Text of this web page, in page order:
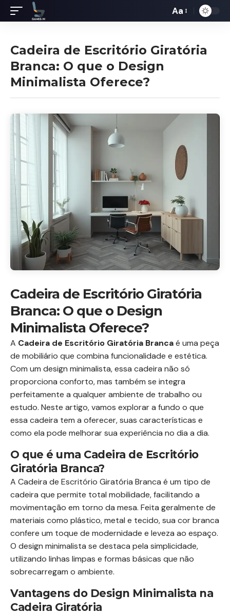
fontes
Aa
Cadeira de Escritório Giratória
Branca: O que o Design
Minimalista Oferece?
Cadeira de Escritório Giratória
Branca: O que o Design
Minimalista Oferece?
A Cadeira de Escritório Giratória Brancaé uma peça
de mobiliário que combina funcionalidade e estética.
Com um design minimalista, essa cadeira não só
proporciona conforto, mas também se integra
perfeitamente a qualquer ambiente de trabalho ou
estudo. Neste artigo, vamos explorar a fundo o que
essa cadeira tem a oferecer, suas características e
como ela pode melhorar sua experiência no dia a dia.
O que é uma Cadeira de Escritório
Giratória Branca?
A Cadeira de Escritório Giratória Branca é um tipo de
cadeira que permite total mobilidade, facilitando a
movimentação em torno da mesa. Feita geralmente de
materiais como plástico, metal e tecido, sua cor branca
confere um toque de modernidade e leveza ao espaço.
O design minimalista se destaca pela simplicidade,
utilizando linhas limpas e formas básicas que não
sobrecarregam o ambiente.
Vantagens do Design Minimalista na
Cadeira Giratória